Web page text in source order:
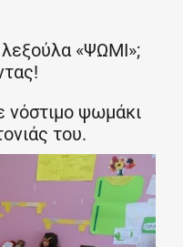
«ΨΩΜΙ»;
νόστιμο ψωμάκι
του.